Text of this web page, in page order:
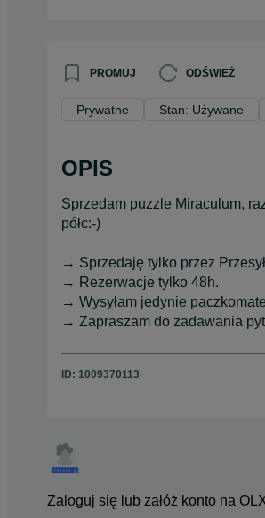
PROMUJ ODŚWIEŻ
Prywatne Stan: Używane
OPIS
Sprzedam puzzle Miraculum,
półc:-)
→ Sprzedaję tylko przez
→ Rezerwacje tylko 48h.
→ Wysyłam jedynie
→ Zapraszam do zadawania
ID: 1009370113
Zaloguj się lub załóż konto na